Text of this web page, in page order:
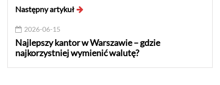
Następny artykuł
2026-06-15
Najlepszy kantor w Warszawie – gdzie
najkorzystniej wymienić walutę?